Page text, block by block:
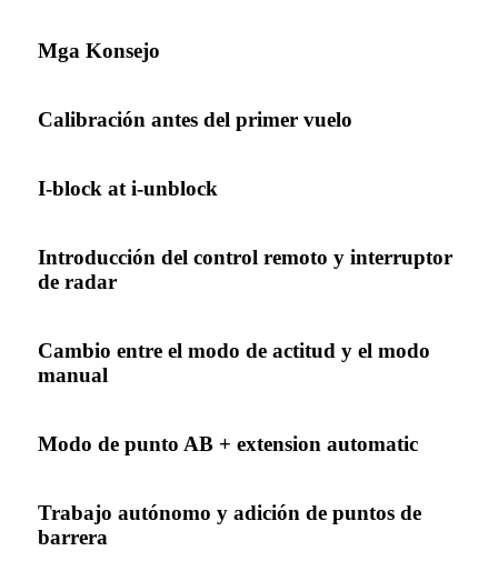
Mga Konsejo
Calibración antes del primer vuelo
I-block at i-unblock
Introducción del control remoto y interruptor
de radar
Cambio entre el modo de actitud y el modo
manual
Modo de punto AB + extension automatic
Trabajo autónomo y adición de puntos de
barrera